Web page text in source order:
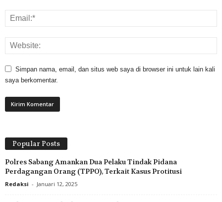
Simpan nama, email, dan situs web saya di browser ini untuk lain kali
saya berkomentar.
Popular Posts
Polres Sabang Amankan Dua Pelaku Tindak Pidana
Perdagangan Orang (TPPO), Terkait Kasus Protitusi
Redaksi - Januari 12, 2025